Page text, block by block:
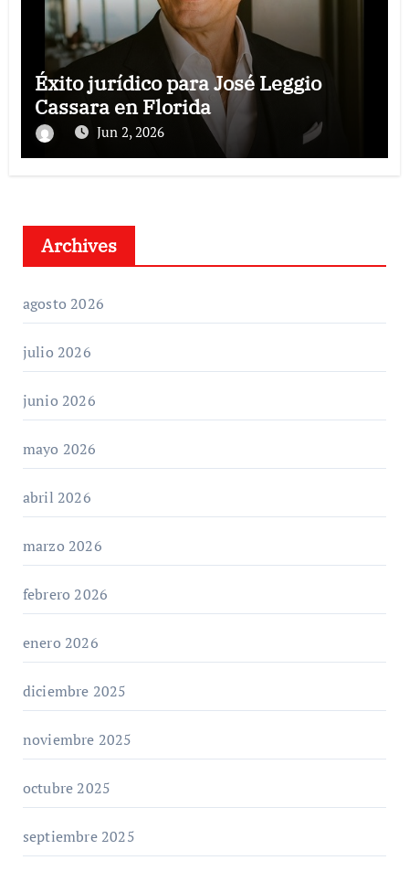
Éxito jurídico para José Leggio
Cassara en Florida
Jun 2, 2026
Archives
agosto 2026
julio 2026
junio 2026
mayo 2026
abril 2026
marzo 2026
febrero 2026
enero 2026
diciembre 2025
noviembre 2025
octubre 2025
septiembre 2025